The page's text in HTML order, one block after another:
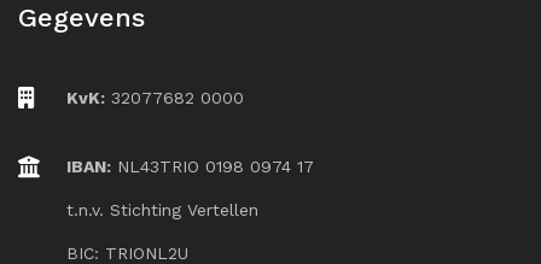
Gegevens
KvK: 32077682 0000
IBAN: NL43TRIO 0198 0974 17
t.n.v. Stichting Vertellen
BIC: TRIONL2U